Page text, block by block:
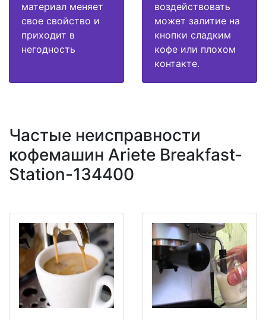
материал меняет
свое свойство и
приходит в
негодность
воздействовать
может залитие на
кнопки сладким
кофе или плохом
контакте.
Частые неисправности
кофемашин Ariete Breakfast-
Station-134400